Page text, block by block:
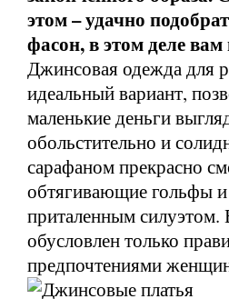
этом – удачно
фасон, в этом деле
Джинсовая одежда для
идеальный вариант,
маленькие деньги
обольстительно и
сарафаном прекрасно
обтягивающие гольфы и
приталенным силуэтом.
обусловлен только
предпочтениями